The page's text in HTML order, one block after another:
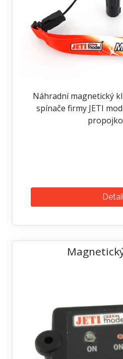
Náhradní magnetický
spínače firmy JETI
Detail